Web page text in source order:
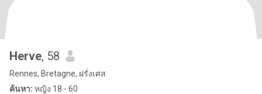
Herve, 58
Rennes, Bretagne, ฝรั่งเศส
ค้นหา: หญิง 18 - 60